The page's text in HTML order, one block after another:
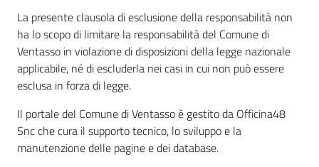
La presente clausola di esclusione della responsabilità non
ha lo scopo di limitare la responsabilità del Comune di
Ventasso in violazione di disposizioni della legge nazionale
applicabile, né di escluderla nei casi in cui non può essere
esclusa in forza di legge.
Il portale del Comune di Ventasso è gestito da Officina48
Snc che cura il supporto tecnico, lo sviluppo e la
manutenzione delle pagine e dei database.